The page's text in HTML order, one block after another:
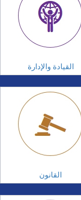
القيادة والإدارة
القانون